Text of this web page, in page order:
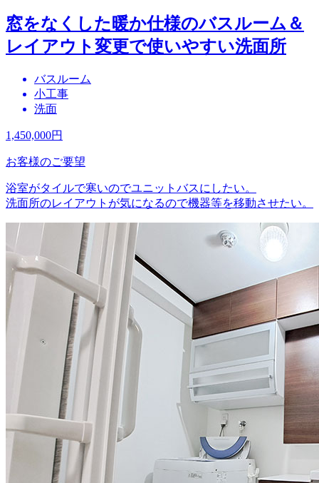
窓をなくした暖か仕様のバスルーム＆
レイアウト変更で使いやすい洗面所
バスルーム
小工事
洗面
1,450,000円
お客様のご要望
浴室がタイルで寒いのでユニットバスにしたい。
洗面所のレイアウトが気になるので機器等を移動させたい。